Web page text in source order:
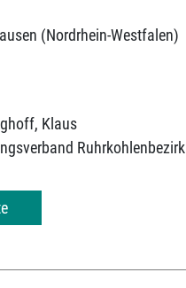
(Nordrhein-Westfalen)
Klaus
Ruhrkohlenbezirk